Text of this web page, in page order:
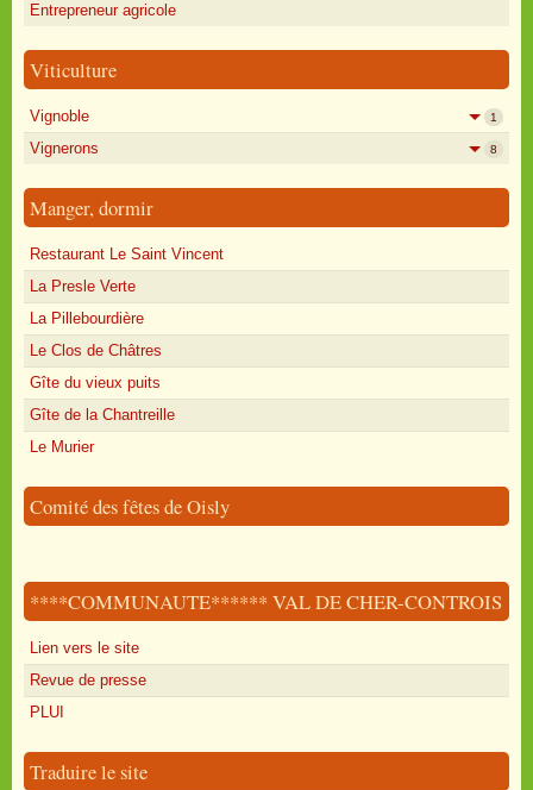
Entrepreneur agricole
Viticulture
Vignoble 1
Vignerons 8
Manger, dormir
Restaurant Le Saint Vincent
La Presle Verte
La Pillebourdière
Le Clos de Châtres
Gîte du vieux puits
Gîte de la Chantreille
Le Murier
Comité des fêtes de Oisly
****COMMUNAUTE****** VAL DE CHER-CONTROIS
Lien vers le site
Revue de presse
PLUI
Traduire le site